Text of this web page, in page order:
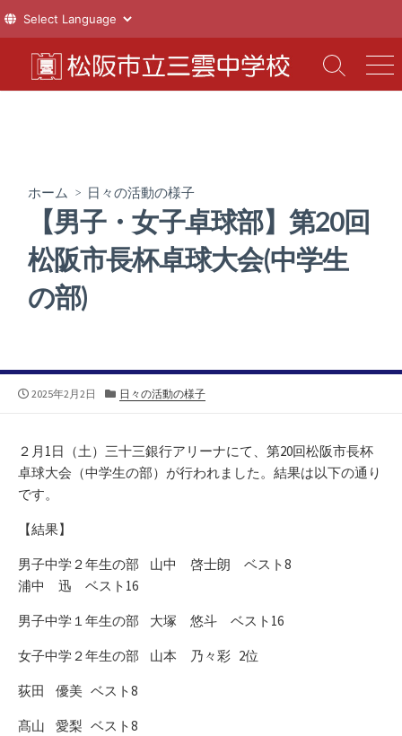
テ
検
索
メ
ニ
ホーム > 日々の活動の様子
【男子・女子卓球部】第20回
松阪市長杯卓球大会(中学生
の部)
公
2025年2月2日
カ
リ
ー
日々の活動の様子
２月1日（土）三十三銀行アリーナにて、第20回松阪市長杯
卓球大会（中学生の部）が行われました。結果は以下の通り
です。
【結果】
男子中学２年生の部 山中 啓士朗 ベスト8
浦中 迅 ベスト16
男子中学１年生の部 大塚 悠斗 ベスト16
女子中学２年生の部 山本 乃々彩 2位
荻田 優美 ベスト8
髙山 愛梨 ベスト8